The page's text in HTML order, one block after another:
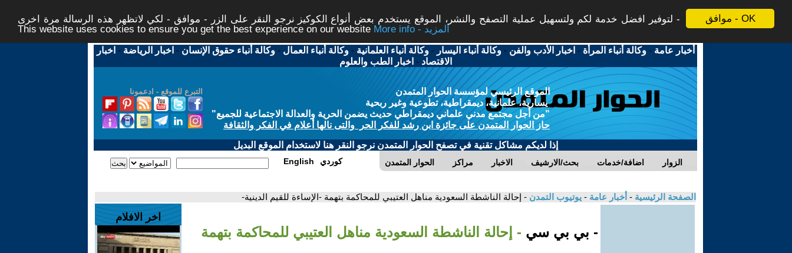
موافق - OK
لتوفير افضل خدمة لكم ولتسهيل عملية التصفح والنشر، الموقع يستخدم بعض أنواع الكوكيز نرجو النقر على الزر - موافق - لكي لاتظهر هذه الرسالة مرة اخرى -
This website uses cookies to ensure you get the best experience on our website
More info - المزيد
أخبار عامة -وكالة أنباء المرأة - اخبار الأدب والفن -وكالة أنباء اليسار -وكالة أنباء العلمانية -وكالة أنباء العمال -وكالة أنباء حقوق الإنسان - اخبار الرياضة - اخبار
الاقتصاد - اخبار الطب والعلوم
التبرع للموقع - ادعمونا
الموقع الرئيسي لمؤسسة الحوار المتمدن
يسارية، علمانية، ديمقراطية، تطوعية وغير ربحية
"من أجل مجتمع مدني علماني ديمقراطي حديث يضمن الحرية والعدالة الاجتماعية للجميع"
حاز الحوار المتمدن على جائزة ابن رشد للفكر الحر والتى نالها أعلام في الفكر والثقافة
إذا لديكم مشاكل تقنية في تصفح الحوار المتمدن نرجو النقر هنا لاستخدام الموقع البديل
الحوار المتمدن مراكز الاخبار بحث/الارشيف اضافة/خدمات الزوار English كوردي
الصفحة الرئيسية - أخبار عامة - يوتيوب التمدن - إحالة الناشطة السعودية مناهل العتيبي للمحاكمة بتهمة -الإساءة للقيم الدينية-
- بي بي سي - إحالة الناشطة السعودية مناهل العتيبي للمحاكمة بتهمة
اخر الافلام